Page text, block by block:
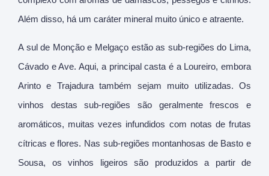
Além disso, há um caráter mineral muito único e atraente.
A sul de Monção e Melgaço estão as sub-regiões do Lima,
Cávado e Ave. Aqui, a principal casta é a Loureiro, embora
Arinto e Trajadura também sejam muito utilizadas. Os
vinhos destas sub-regiões são geralmente frescos e
aromáticos, muitas vezes infundidos com notas de frutas
cítricas e flores. Nas sub-regiões montanhosas de Basto e
Sousa, os vinhos ligeiros são produzidos a partir de